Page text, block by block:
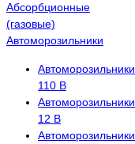
Абсорбционные
(газовые)
Автоморозильники
Автоморозильники
110 В
Автоморозильники
12 В
Автоморозильники